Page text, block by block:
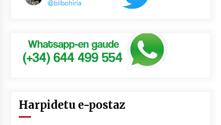
Harpidetu e-postaz